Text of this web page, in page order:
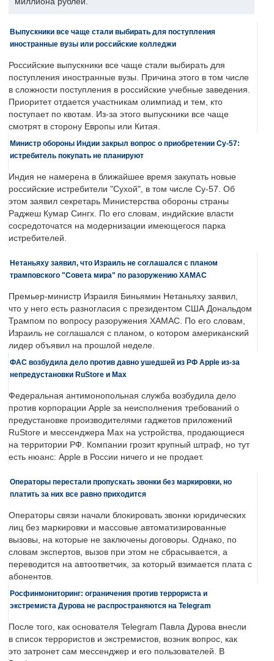
Выпускники все чаще стали выбирать для поступления
иностранные вузы или российские колледжи
Российские выпускники все чаще стали выбирать для
поступления иностранные вузы. Причина этого в том числе
в сложности поступления в российские учебные заведения.
Приоритет отдается участникам олимпиад и тем, кто
поступает по квотам. Из-за этого выпускники все чаще
смотрят в сторону Европы или Китая.
Министр обороны Индии закрыл вопрос о приобретении Су-57:
истребитель покупать не планируют
Индия не намерена в ближайшее время закупать новые
российские истребители "Сухой", в том числе Су-57. Об
этом заявил секретарь Министерства обороны страны
Раджеш Кумар Сингх. По его словам, индийские власти
сосредоточатся на модернизации имеющегося парка
истребителей.
Нетаньяху заявил, что Израиль не соглашался с планом
трамповского "Совета мира" по разоружению ХАМАС
Премьер-министр Израиля Биньямин Нетаньяху заявил,
что у него есть разногласия с президентом США Дональдом
Трампом по вопросу разоружения ХАМАС. По его словам,
Израиль не соглашался с планом, о котором американский
лидер объявил на прошлой неделе.
ФАС возбудила дело против давно ушедшей из РФ Apple из-за
непредустановки RuStore и Max
Федеральная антимонопольная служба возбудила дело
против корпорации Apple за неисполнения требований о
предустановке производителями гаджетов приложений
RuStore и мессенджера Max на устройства, продающиеся
на территории РФ. Компании грозит крупный штраф, но тут
есть нюанс: Apple в России ничего и не продает.
Операторы перестали пропускать звонки без маркировки, но
платить за них все равно приходится
Операторы связи начали блокировать звонки юридических
лиц без маркировки и массовые автоматизированные
вызовы, на которые не заключены договоры. Однако, по
словам экспертов, вызов при этом не сбрасывается, а
переводится на автоответчик, за который взимается плата с
абонентов.
Росфинмониторинг: ограничения против террориста и
экстремиста Дурова не распространяются на Telegram
После того, как основателя Telegram Павла Дурова внесли
в список террористов и экстремистов, возник вопрос, как
это затронет сам мессенджер и его пользователей. В